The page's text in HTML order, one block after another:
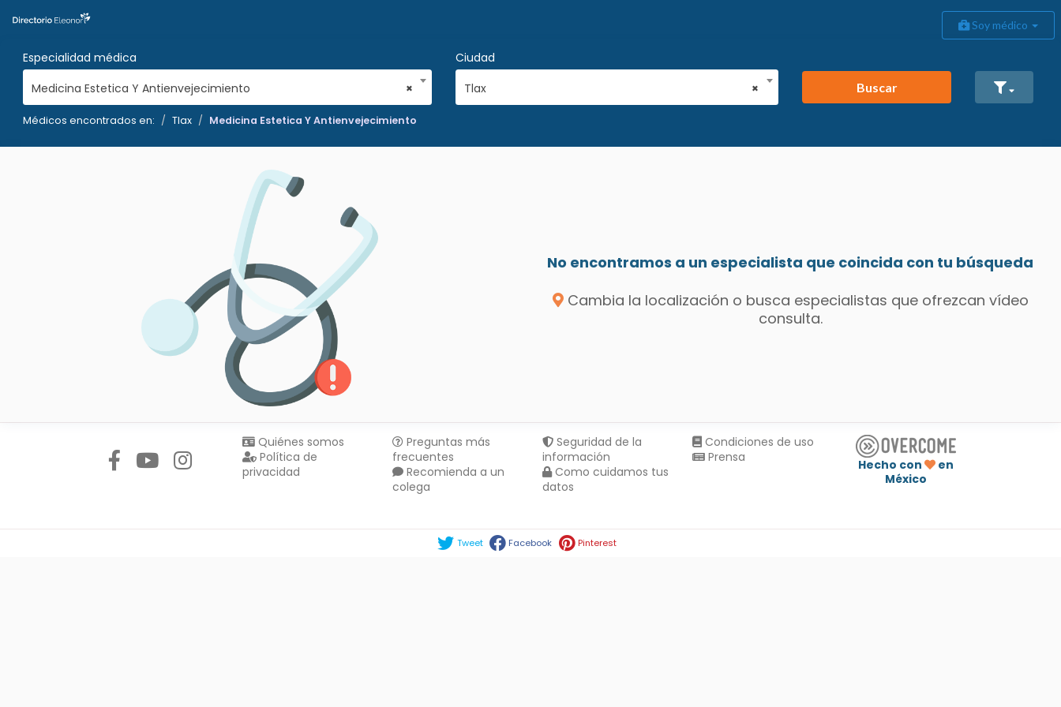
Soy médico
Especialidad médica
×
Medicina Estetica Y Antienvejecimiento
Ciudad
×
Tlax Buscar
Médicos encontrados en: Tlax Medicina Estetica Y Antienvejecimiento
No encontramos a un especialista que coincida con tu búsqueda
Cambia la localización o busca especialistas que ofrezcan vídeo
consulta.
Quiénes somos
Política de
privacidad
Preguntas más
frecuentes
Recomienda a un
colega
Seguridad de la
información
Como cuidamos tus
datos
Condiciones de uso
Prensa
Hecho con
en
México
Tweet Facebook Pinterest